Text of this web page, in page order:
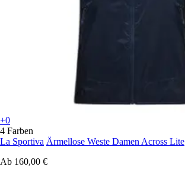
+0
4 Farben
La Sportiva Ärmellose Weste Damen Across Lite
Ab 160,00 €